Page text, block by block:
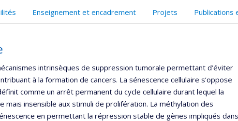
(faculté,département,école)
Enseignement et encadrement Projets Publications
intrinsèques de suppression tumorale permettant d’éviter
à la formation de cancers. La sénescence cellulaire s’oppose
comme un arrêt permanent du cycle cellulaire durant lequel la
mais insensible aux stimuli de prolifération. La méthylation des
en permettant la répression stable de gènes impliqués dans